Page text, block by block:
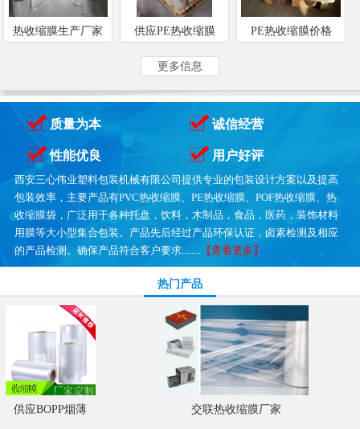
热收缩膜生产厂家 供应PE热收缩膜 PE热收缩膜价格
更多信息
质量为本 诚信经营
性能优良 用户好评
西安三心伟业塑料包装机械有限公司提供专业的包装设计方案以及提高
包装效率，主要产品有PVC热收缩膜、PE热收缩膜、POF热收缩膜、热
收缩膜袋，广泛用于各种托盘，饮料，木制品，食品，医药，装饰材料
用膜等大小型集合包装。产品先后经过产品环保认证，卤素检测及相应
的产品检测。确保产品符合客户要求........【查看更多】
热门产品
供应BOPP烟薄 交联热收缩膜厂家